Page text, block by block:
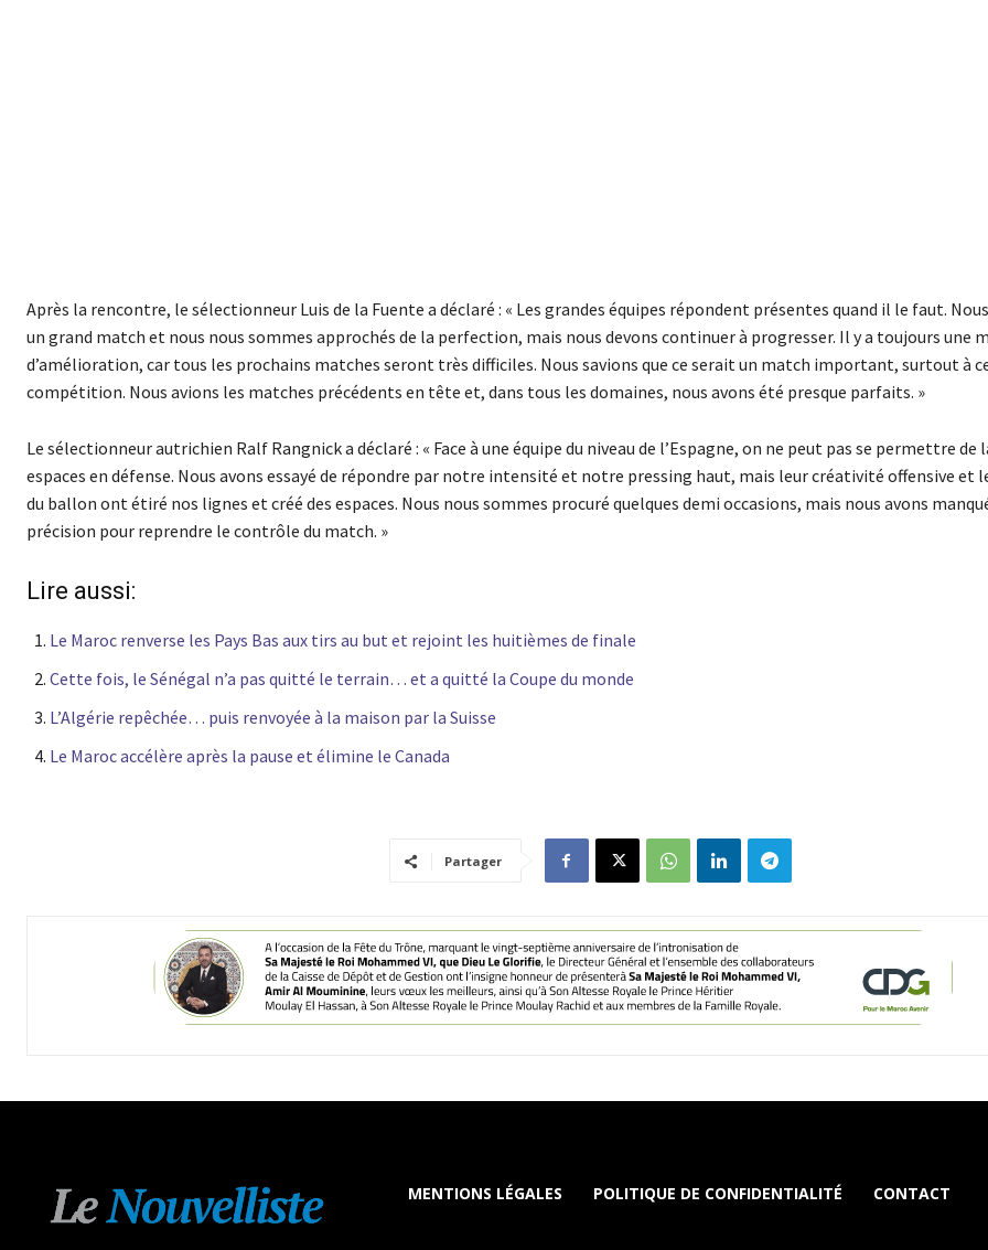
Après la rencontre, le sélectionneur Luis de la Fuente a déclaré : « Les grandes équipes répondent présentes quand il le faut.
un grand match et nous nous sommes approchés de la perfection, mais nous devons continuer à progresser. Il y a toujours une
d’amélioration, car tous les prochains matches seront très difficiles. Nous savions que ce serait un match important, surtout à
compétition. Nous avions les matches précédents en tête et, dans tous les domaines, nous avons été presque parfaits. »
Le sélectionneur autrichien Ralf Rangnick a déclaré : « Face à une équipe du niveau de l’Espagne, on ne peut pas se permettre de
espaces en défense. Nous avons essayé de répondre par notre intensité et notre pressing haut, mais leur créativité offensive et
du ballon ont étiré nos lignes et créé des espaces. Nous nous sommes procuré quelques demi occasions, mais nous avons
précision pour reprendre le contrôle du match. »
Lire aussi:
Le Maroc renverse les Pays Bas aux tirs au but et rejoint les huitièmes de finale
Cette fois, le Sénégal n’a pas quitté le terrain… et a quitté la Coupe du monde
L’Algérie repêchée… puis renvoyée à la maison par la Suisse
Le Maroc accélère après la pause et élimine le Canada
Partager
MENTIONS LÉGALES POLITIQUE DE CONFIDENTIALITÉ CONTACT